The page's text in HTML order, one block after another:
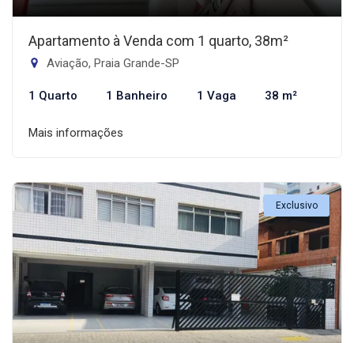
Apartamento à Venda com 1 quarto, 38m²
Aviação, Praia Grande-SP
1 Quarto 1 Banheiro 1 Vaga 38 m²
Mais informações
Exclusivo